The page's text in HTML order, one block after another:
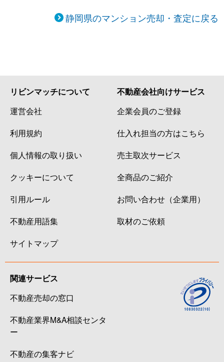
静岡県のマンション売却・査定に戻る
リビンマッチについて
運営会社
利用規約
個人情報の取り扱い
クッキーについて
引用ルール
不動産用語集
サイトマップ
不動産会社向けサービス
企業会員のご登録
仕入れ担当の方はこちら
売主取次サービス
全商品のご紹介
お問い合わせ（企業用）
取材のご依頼
関連サービス
不動産売却の窓口
不動産業界M&A相談センタ
ー
不動産の集客ナビ